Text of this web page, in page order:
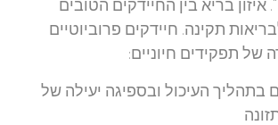
בריא בין החיידקים הטובים
תקינה. חיידקים פרוביוטיים
תפקידים חיוניים:
העיכול ובספיגה יעילה של